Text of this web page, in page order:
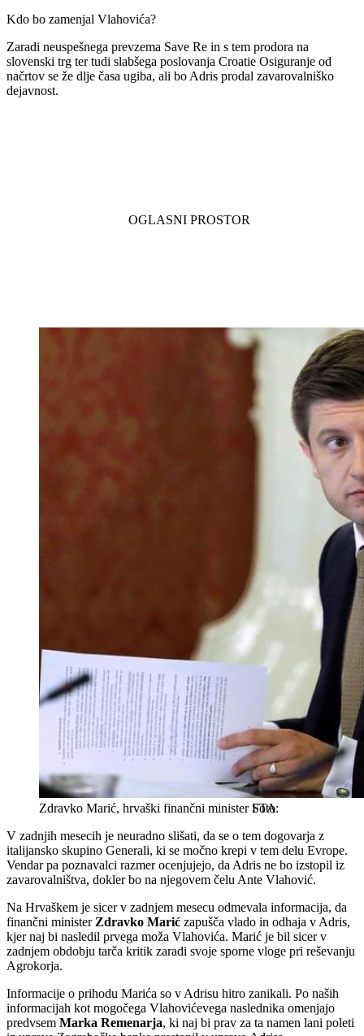
Kdo bo zamenjal Vlahovića?
Zaradi neuspešnega prevzema Save Re in s tem prodora na
slovenski trg ter tudi slabšega poslovanja Croatie Osiguranje od
načrtov se že dlje časa ugiba, ali bo Adris prodal zavarovalniško
dejavnost.
Zdravko Marić, hrvaški finančni ministerSTA
V zadnjih mesecih je neuradno slišati, da se o tem dogovarja z
italijansko skupino Generali, ki se močno krepi v tem delu Evrope.
Vendar pa poznavalci razmer ocenjujejo, da Adris ne bo izstopil iz
zavarovalništva, dokler bo na njegovem čelu Ante Vlahović.
Na Hrvaškem je sicer v zadnjem mesecu odmevala informacija, da
finančni minister Zdravko Marić zapušča vlado in odhaja v Adris,
kjer naj bi nasledil prvega moža Vlahovića. Marić je bil sicer v
zadnjem obdobju tarča kritik zaradi svoje sporne vloge pri reševanju
Agrokorja.
Informacije o prihodu Marića so v Adrisu hitro zanikali. Po naših
informacijah kot mogočega Vlahovićevega naslednika omenjajo
predvsem Marka Remenarja, ki naj bi prav za ta namen lani poleti